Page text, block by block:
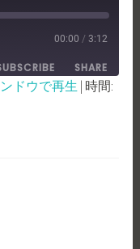
00:00 / 3:12
SHARE
ドウで再生 | 時間: